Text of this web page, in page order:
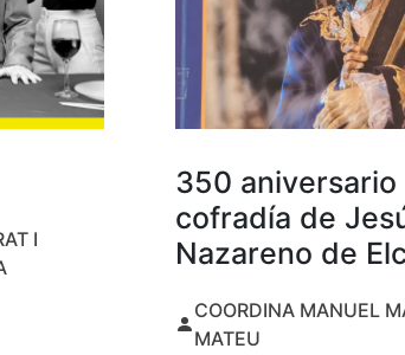
I
350 aniversario
cofradía de
Nazareno de
COORDINA MANUEL
MATEU